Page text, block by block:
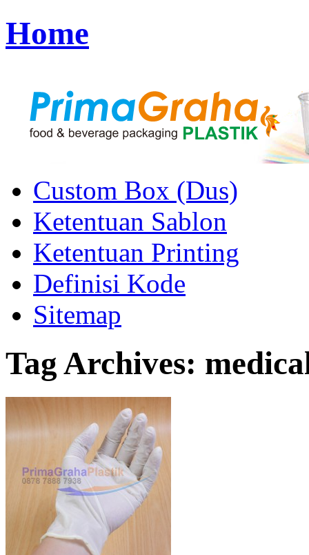
Home
Custom Box (Dus)
Ketentuan Sablon
Ketentuan Printing
Definisi Kode
Sitemap
Tag Archives: